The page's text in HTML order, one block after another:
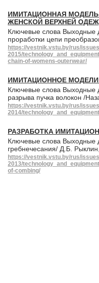
ИМИТАЦИОННАЯ
ЖЕНСКОЙ ВЕРХНЕЙ
Ключевые слова Выходные
проработки цепи
https://vestnik.vstu.by/rus/
2015/
chain-of-womens-outerwear/
ИМИТАЦИОННОЕ
Ключевые слова Выходные
разрыва пучка волокон /
https://vestnik.vstu.by/rus/
2014/
РАЗРАБОТКА
Ключевые слова Выходные
гребнечесания/ Д.Б.
https://vestnik.vstu.by/rus/
2013/
of-combing/